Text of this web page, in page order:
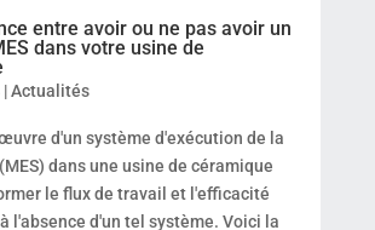
entre avoir ou ne pas avoir un
dans votre usine de
|Actualités
d'un système d'exécution de la
dans une usine de céramique
le flux de travail et l'efficacité
l'absence d'un tel système. Voici la